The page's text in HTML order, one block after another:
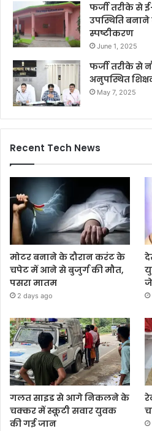
फर्जी तरीके से
उपस्थिति
स्पष्टीकरण
June 1, 2025
फर्जी तरीके से
अनुपस्थित
May 7, 2025
Recent Tech News
मोटर बनाने के दौरान करंट के
चपेट में आने से बुजुर्ग की मौत,
पसरा मातम
2 days ago
गलत साइड से आगे निकलने के
चक्कर में स्कूटी सवार युवक
की गई जान